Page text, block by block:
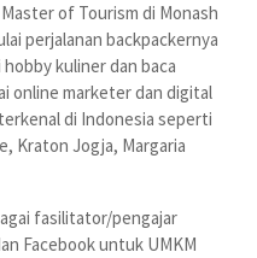
of Tourism di Monash
perjalanan backpackernya
kuliner dan baca
online marketer dan digital
di Indonesia seperti
Kraton Jogja, Margaria
fasilitator/pengajar
Facebook untuk UMKM